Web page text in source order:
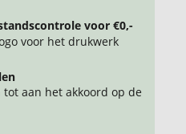
voor €0,-
voor het drukwerk
aan het akkoord op de